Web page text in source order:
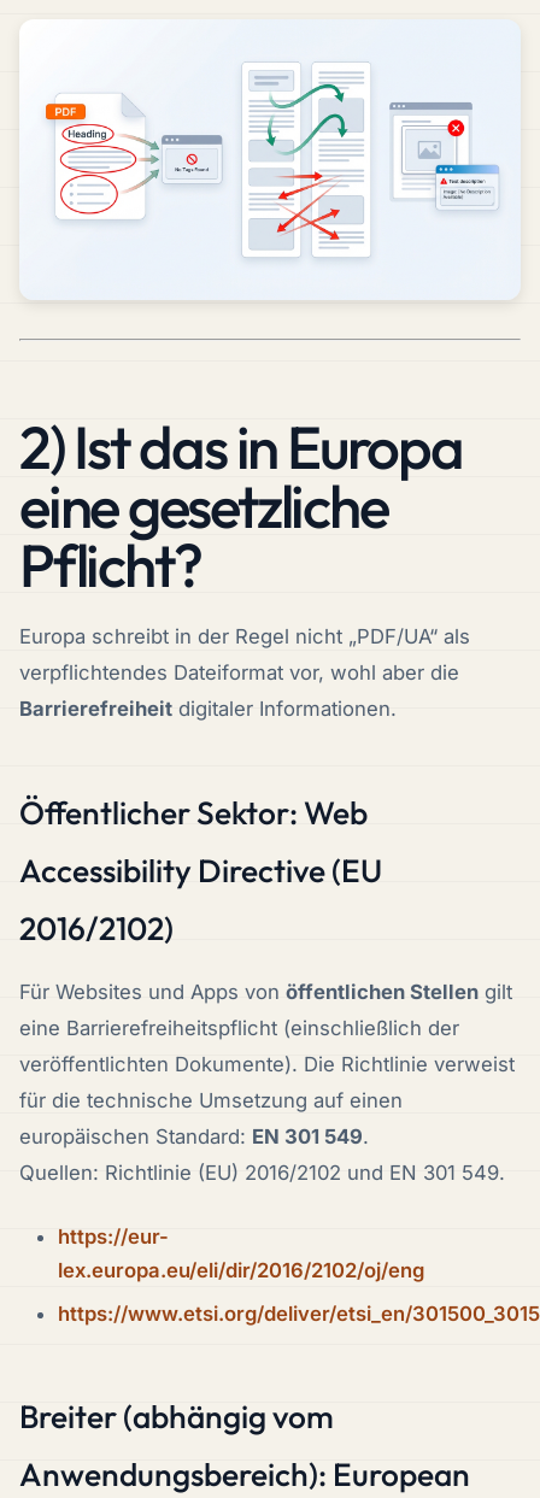
2) Ist das in Europa
eine gesetzliche
Pflicht?
Europa schreibt in der Regel nicht „PDF/UA“ als
verpflichtendes Dateiformat vor, wohl aber die
Barrierefreiheit digitaler Informationen.
Öffentlicher Sektor: Web
Accessibility Directive (EU
2016/2102)
Für Websites und Apps von öffentlichen Stellen gilt
eine Barrierefreiheitspflicht (einschließlich der
veröffentlichten Dokumente). Die Richtlinie verweist
für die technische Umsetzung auf einen
europäischen Standard: EN 301 549.
Quellen: Richtlinie (EU) 2016/2102 und EN 301 549.
https://eur-
lex.europa.eu/eli/dir/2016/2102/oj/eng
https://www.etsi.org/deliver/etsi_en/
Breiter (abhängig vom
Anwendungsbereich): European